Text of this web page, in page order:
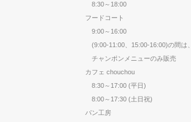
8:30～18:00
フードコート
9:00～16:00
(9:00-11:00、15:00-16:00)の間は、
チャンポンメニューのみ販売
カフェ chouchou
8:30～17:00 (平日)
8:00～17:30 (土日祝)
パン工房